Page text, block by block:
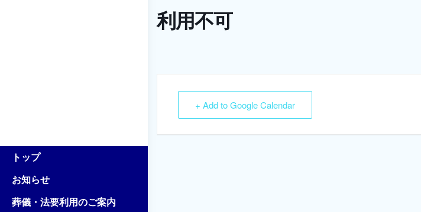
トップ
お知らせ
葬儀・法要利用のご案内
利用不可
+ Add to Google Calendar